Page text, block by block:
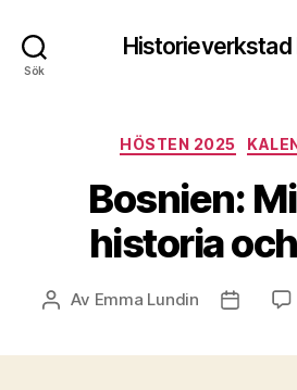
Sök
Historieverkstad
HÖSTEN 2025
Bosnien:
historia
Inläggsförfattare
Av Emma Lundin